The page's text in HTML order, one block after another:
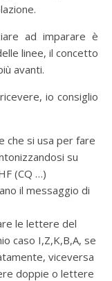
ad imparare è
linee, il concetto
avanti.
io consiglio
che si usa per fare
su
(CQ …)
il messaggio di
le lettere del
caso I,Z,K,B,A, se
viceversa
doppie o lettere